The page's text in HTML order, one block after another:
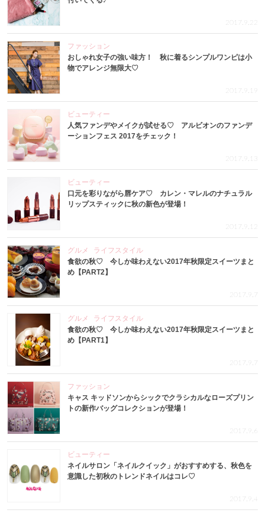
2017.9.22
ファッション
おしゃれ女子の強い味方！ 秋に着るシンプルワンピは小
物でアレンジ無限大♡
2017.9.19
ビューティー
人気ファンデやメイクが試せる♡ アルビオンのファンデ
ーションフェス 2017をチェック！
2017.9.13
ビューティー
口元を彩りながら唇ケア♡ カレン・マレルのナチュラル
リップスティックに秋の新色が登場！
2017.9.12
グルメ
ライフスタイル
食欲の秋♡ 今しか味わえない2017年秋限定スイーツまと
め【PART2】
2017.9.7
グルメ
ライフスタイル
食欲の秋♡ 今しか味わえない2017年秋限定スイーツまと
め【PART1】
2017.9.7
ファッション
キャス キッドソンからシックでクラシカルなローズプリン
トの新作バッグコレクションが登場！
2017.9.6
ビューティー
ネイルサロン「ネイルクイック」がおすすめする、秋色を
意識した初秋のトレンドネイルはコレ♡
2017.9.4